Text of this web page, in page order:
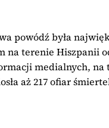
powódź była
na terenie Hiszpanii
medialnych, na
aż 217 ofiar